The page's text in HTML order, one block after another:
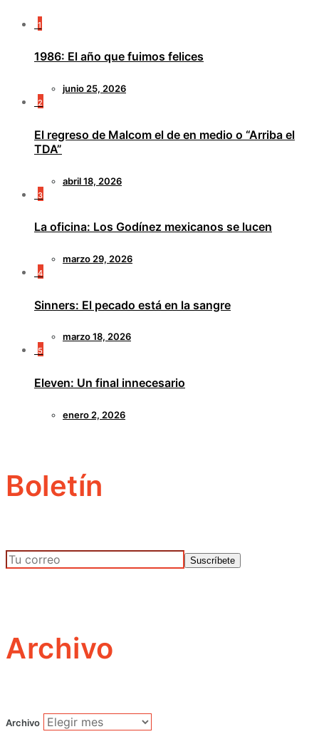
1
1986: El año que fuimos felices
junio 25, 2026
2
El regreso de Malcom el de en medio o “Arriba el
TDA”
abril 18, 2026
3
La oficina: Los Godínez mexicanos se lucen
marzo 29, 2026
4
Sinners: El pecado está en la sangre
marzo 18, 2026
5
Eleven: Un final innecesario
enero 2, 2026
Boletín
Archivo
Archivo